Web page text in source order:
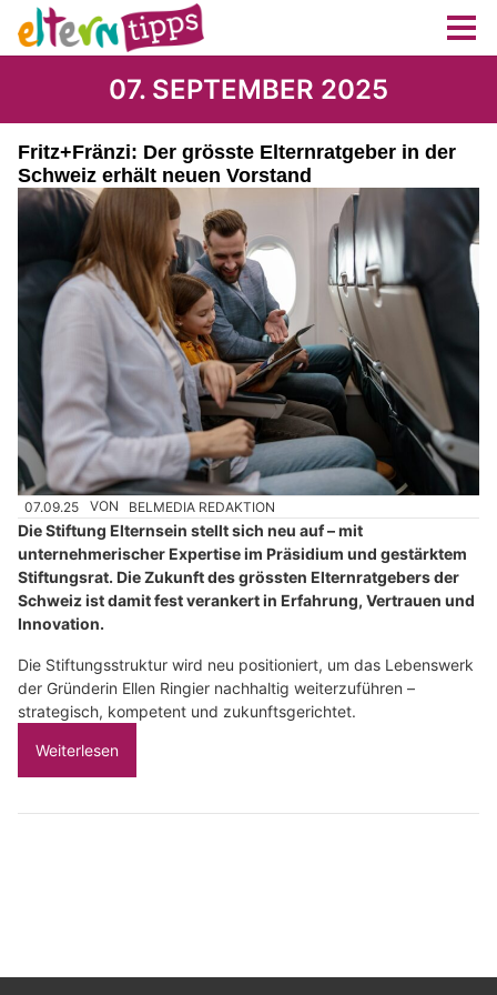
07. SEPTEMBER 2025
Fritz+Fränzi: Der grösste Elternratgeber in der
Schweiz erhält neuen Vorstand
07.09.25 VON BELMEDIA REDAKTION
Die Stiftung Elternsein stellt sich neu auf – mit
unternehmerischer Expertise im Präsidium und gestärktem
Stiftungsrat. Die Zukunft des grössten Elternratgebers der
Schweiz ist damit fest verankert in Erfahrung, Vertrauen und
Innovation.
Die Stiftungsstruktur wird neu positioniert, um das Lebenswerk
der Gründerin Ellen Ringier nachhaltig weiterzuführen –
strategisch, kompetent und zukunftsgerichtet.
Weiterlesen